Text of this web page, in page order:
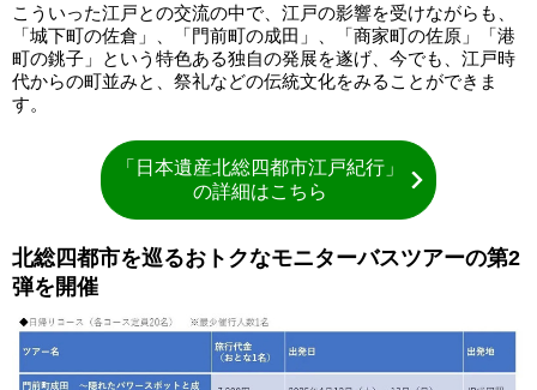
こういった江戸との交流の中で、江戸の影響を受けながらも、
「城下町の佐倉」、「門前町の成田」、「商家町の佐原」「港
町の銚子」という特色ある独自の発展を遂げ、今でも、江戸時
代からの町並みと、祭礼などの伝統文化をみることができま
す。
「日本遺産北総四都市江戸紀行」
の詳細はこちら
北総四都市を巡るおトクなモニターバスツアーの第2
弾を開催